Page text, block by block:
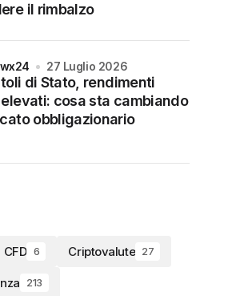
il rimbalzo
di Stato, rendimenti
cosa sta cambiando
obbligazionario
27 Luglio 2026
CFD 6 Criptovalute 27
213